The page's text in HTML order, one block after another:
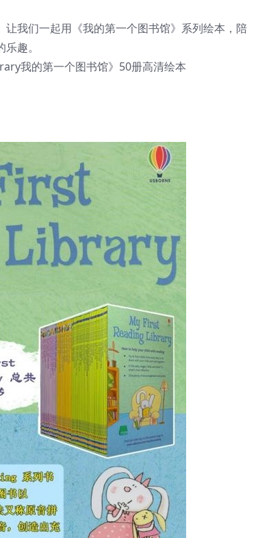
我们一起用《我的第一个图书馆》系列绘本，陪
趣。